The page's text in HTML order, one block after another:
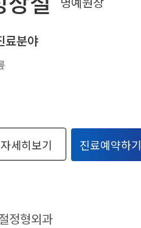
료분야
자세히보기 진료예약하기
정형외과